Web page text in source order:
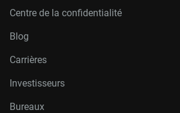
Centre de la confidentialité
Blog
Carrières
Investisseurs
Bureaux